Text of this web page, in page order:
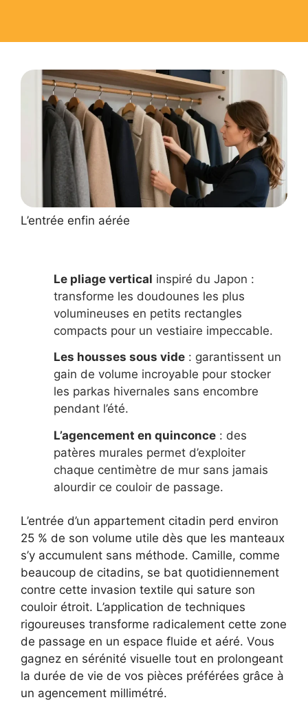
L’entrée enfin aérée
Le pliage vertical inspiré du Japon :
transforme les doudounes les plus
volumineuses en petits rectangles
compacts pour un vestiaire impeccable.
Les housses sous vide : garantissent un
gain de volume incroyable pour stocker
les parkas hivernales sans encombre
pendant l’été.
L’agencement en quinconce : des
patères murales permet d’exploiter
chaque centimètre de mur sans jamais
alourdir ce couloir de passage.
L’entrée d’un appartement citadin perd environ
25 % de son volume utile dès que les manteaux
s’y accumulent sans méthode. Camille, comme
beaucoup de citadins, se bat quotidiennement
contre cette invasion textile qui sature son
couloir étroit. L’application de techniques
rigoureuses transforme radicalement cette zone
de passage en un espace fluide et aéré. Vous
gagnez en sérénité visuelle tout en prolongeant
la durée de vie de vos pièces préférées grâce à
un agencement millimétré.